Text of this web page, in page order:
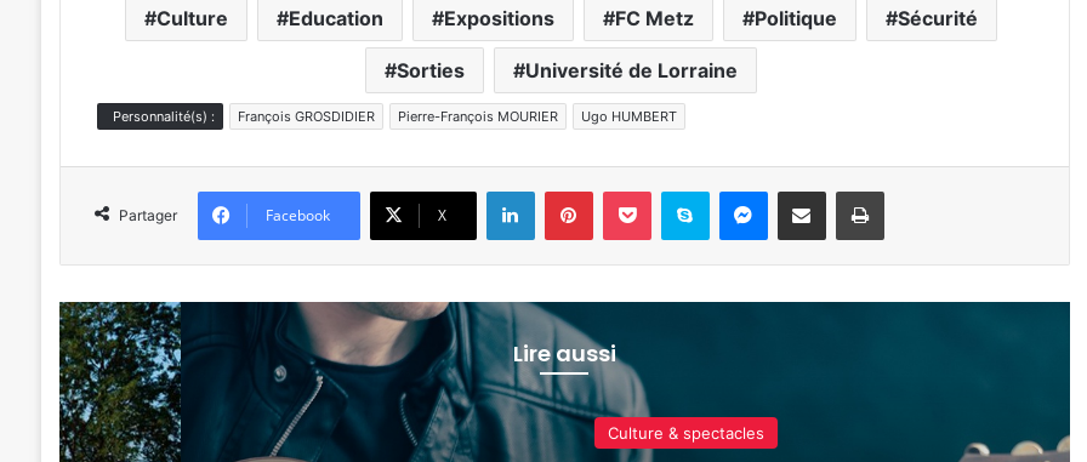
Culture Education Expositions FC Metz Politique Sécurité
Sorties Université de Lorraine
Personnalité(s) : François GROSDIDIER Pierre-François MOURIER Ugo HUMBERT
Partager Facebook X
LinkedinPinterestPocket Skype Messenger
Partager par e-mail Imprimer
Lire aussi
Culture & spectacles